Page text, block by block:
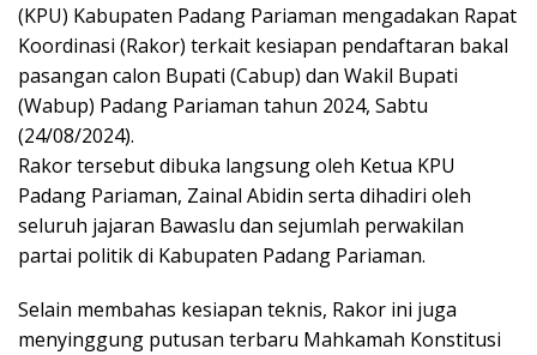
(KPU) Kabupaten Padang Pariaman mengadakan Rapat
Koordinasi (Rakor) terkait kesiapan pendaftaran bakal
pasangan calon Bupati (Cabup) dan Wakil Bupati
(Wabup) Padang Pariaman tahun 2024, Sabtu
(24/08/2024).
Rakor tersebut dibuka langsung oleh Ketua KPU
Padang Pariaman, Zainal Abidin serta dihadiri oleh
seluruh jajaran Bawaslu dan sejumlah perwakilan
partai politik di Kabupaten Padang Pariaman.
Selain membahas kesiapan teknis, Rakor ini juga
menyinggung putusan terbaru Mahkamah Konstitusi